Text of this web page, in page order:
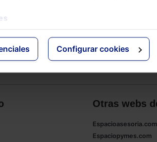
Configurar cookies
Otras webs
Espacioasesoria.com
Espaciopymes.com